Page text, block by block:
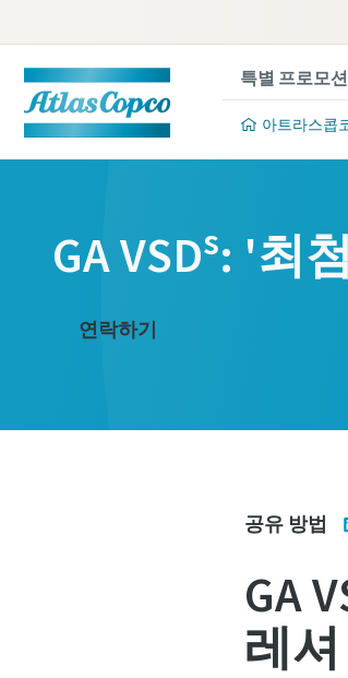
특별 프로모션
아트라스콥
GA VSDs: '최
연락하기
공유 방법
GA
레셔